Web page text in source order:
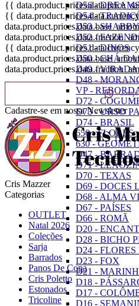
D56 - DREAMS
D54 -
D53 -
D52 -
D51 - DINOS
D50 - CHÁ
D49 -
D48 -
VP -
D72 -
D73 - URSO
D74 - BRASIL
650 - FLORES
630 -
D47 -
D71 -
D70 - TEXAS
D69 - DOCES
D68 - ALMA
D67 - PAÍSES
D66 - ROMÃ
D20 -
D28 - BICHO
D24 -
D23 - FOX
D21 -
D18 -
D17 -
D16 -
{{
{{
{{
Cadastre-se em nossa Newsletter
Cris Mazzer
Categorias
OUTLET
Natal 2026
Coleções
Sarja
Barrados
Panos De Copa
Cris Poletto
Estonados
Tricoline